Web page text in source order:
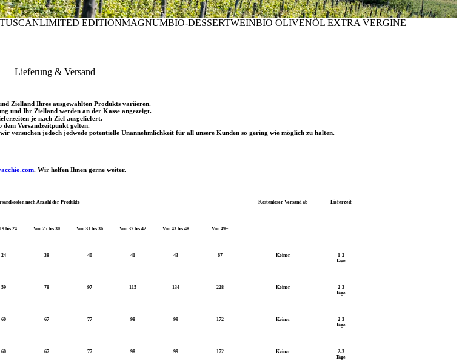
LIMITED EDITIONMAGNUMBIO-DESSERTWEINBIO OLIVENÖL EXTRA VERGINE
Lieferung & Versand
Zielland Ihres ausgewählten Produkts variieren.
und Ihr Zielland werden an der Kasse angezeigt.
je nach Ziel ausgeliefert.
dem Versandzeitpunkt gelten.
jedoch jedwede potentielle Unannehmlichkeit für all unsere Kunden so gering wie möglich zu halten.
. Wir helfen Ihnen gerne weiter.
nach Anzahl der Produkte Kostenloser Versand ab Lieferzeit
bis 24 Von 25 bis 30 Von 31 bis 36 Von 37 bis 42 Von 43 bis 48 Von 49+
24 38 40 41 43 67 Keiner
1-2
Tage
59 78 97 115 134 228 Keiner
2-3
Tage
60 67 77 98 99 172 Keiner
2-3
Tage
60 67 77 98 99 172 Keiner
2-3
Tage